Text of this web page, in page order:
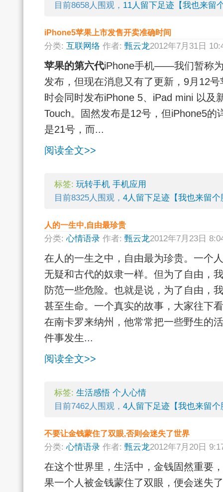
目前8658人围观， 11人留下足迹【我也来留
iPhone5苹果上市发售开卖准确时间
分类: 互联网络 作者: 甄云龙2012年7月31日
苹果的第六代iPhone手机——我们暂称
发布，但现在消息又有了更新，9月12
时会同时发布iPhone 5、iPad mini 以及
Touch。固然发布是12号，但iPhone5的
是21号，而...
阅读全文>>
标签: 玩转手机 手机应用
目前8325人围观， 4人留下足迹【我也来留个
人的一生中,自由最珍贵
分类:心情语录 作者: 甄云龙2012年7月23日
在人的一生之中，自由最为珍贵。一个
无疑和古代的奴隶一样。但为了自由，
防范一些危险。也就是说，为了自由，
甚至生命。一个真实的故事，大家往下
在南卡罗来纳州，他常常把一些野生的
件事发生...
阅读全文>>
标签: 生活感悟 个人心情
目前7462人围观， 4人留下足迹【我也来留个
不要让金钱蒙住了双眼,否则会迷失了世界
分类:心情语录 作者: 甄云龙2012年7月20日
在这个世界里，生活中，金钱固然重要
果一个人被金钱蒙住了双眼，便会迷失